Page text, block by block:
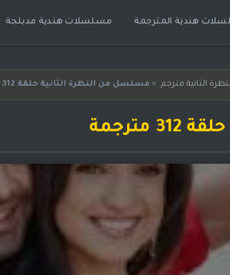
هندية المترجمة مسلسلات هندية مدبلجة
الثانية مترجم » مسلسل من النظرة الثانية حلقة 312 مترجمة